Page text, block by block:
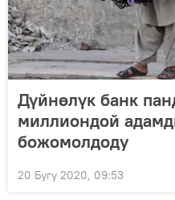
Дүйнөлүк банк
миллиондой
божомолдоду
20 Бугу 2020, 09:53